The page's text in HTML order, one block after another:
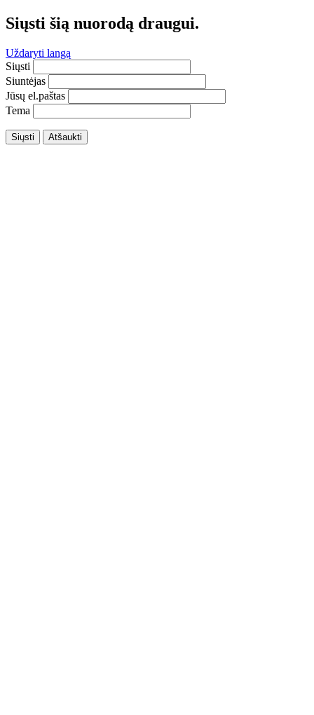
Siųsti šią nuorodą draugui.
Uždaryti langą
Siųsti
Siuntėjas
Jūsų el.paštas
Tema
Siųsti Atšaukti